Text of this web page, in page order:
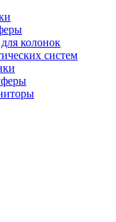
колонок
систем